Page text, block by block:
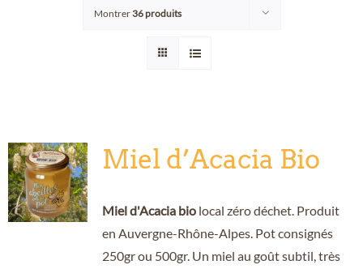
Contact
Montrer36 produits
Miel d’Acacia Bio
Miel d'Acacia biolocal zéro déchet. Produit
en Auvergne-Rhône-Alpes. Pot consignés
250gr ou 500gr. Un miel au goût subtil, très